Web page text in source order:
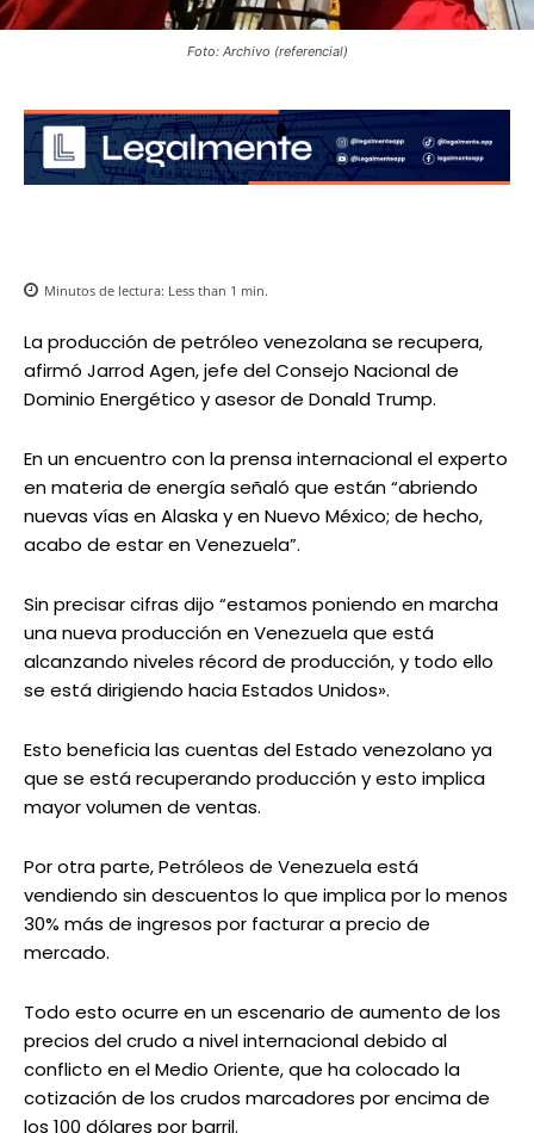
Foto: Archivo (referencial)
Minutos de lectura: Less than 1 min.
La producción de petróleo venezolana se recupera,
afirmó Jarrod Agen, jefe del Consejo Nacional de
Dominio Energético y asesor de Donald Trump.
En un encuentro con la prensa internacional el experto
en materia de energía señaló que están “abriendo
nuevas vías en Alaska y en Nuevo México; de hecho,
acabo de estar en Venezuela”.
Sin precisar cifras dijo “estamos poniendo en marcha
una nueva producción en Venezuela que está
alcanzando niveles récord de producción, y todo ello
se está dirigiendo hacia Estados Unidos».
Esto beneficia las cuentas del Estado venezolano ya
que se está recuperando producción y esto implica
mayor volumen de ventas.
Por otra parte, Petróleos de Venezuela está
vendiendo sin descuentos lo que implica por lo menos
30% más de ingresos por facturar a precio de
mercado.
Todo esto ocurre en un escenario de aumento de los
precios del crudo a nivel internacional debido al
conflicto en el Medio Oriente, que ha colocado la
cotización de los crudos marcadores por encima de
los 100 dólares por barril.